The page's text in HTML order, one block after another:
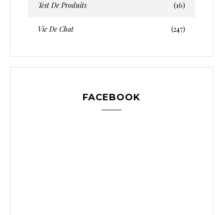
Test De Produits (16)
Vie De Chat (247)
FACEBOOK